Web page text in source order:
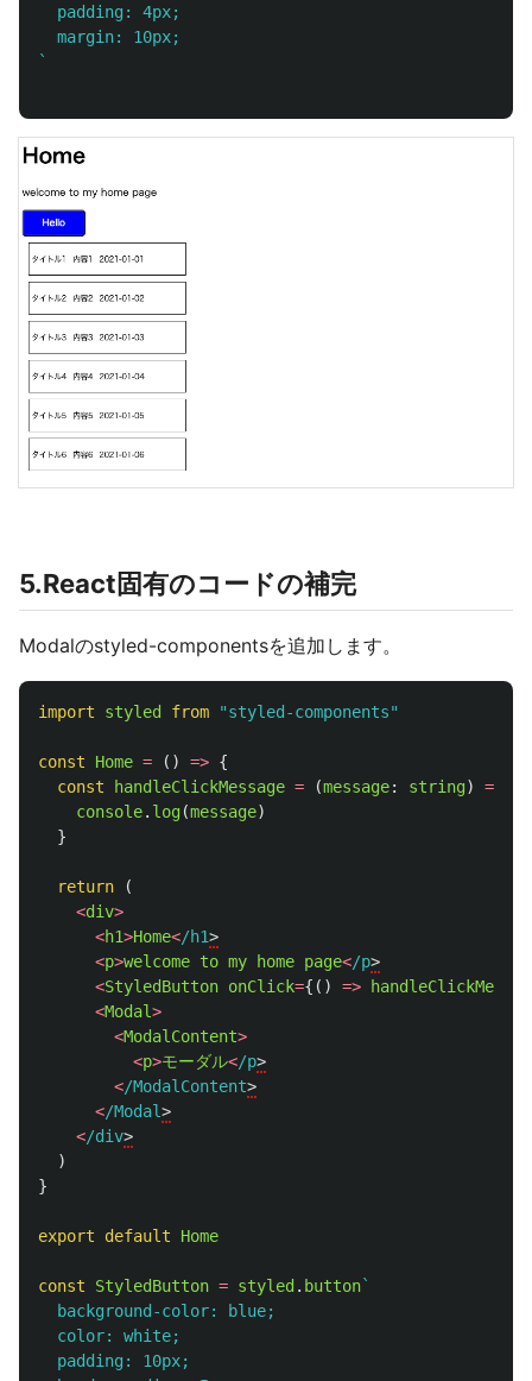
  padding: 4px;
  margin: 10px;
`
5.React固有のコードの補完
Modalのstyled-componentsを追加します。
import styled from "styled-components"
const Home = () => {
const
handleClickMessage = (message: string) =>
console. log(message)
}
return
(
<div>
<h1>Home</h1
<p>welcome to my home page</p
<StyledButton onClick={() =>
<Modal>
<ModalContent>
<p>モーダル</p
</ModalContent
</Modal
</div
)
}
export default Home
const StyledButton = styled . button`
  background-color: blue;
  color: white;
  padding: 10px;